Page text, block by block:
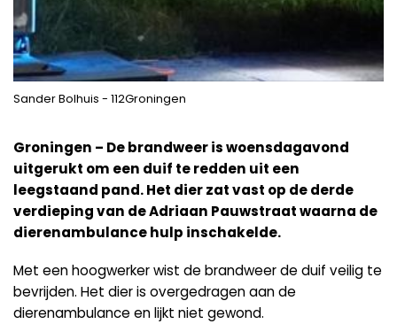
Sander Bolhuis - 112Groningen
Groningen – De brandweer is woensdagavond
uitgerukt om een duif te redden uit een
leegstaand pand. Het dier zat vast op de derde
verdieping van de Adriaan Pauwstraat waarna de
dierenambulance hulp inschakelde.
Met een hoogwerker wist de brandweer de duif veilig te
bevrijden. Het dier is overgedragen aan de
dierenambulance en lijkt niet gewond.